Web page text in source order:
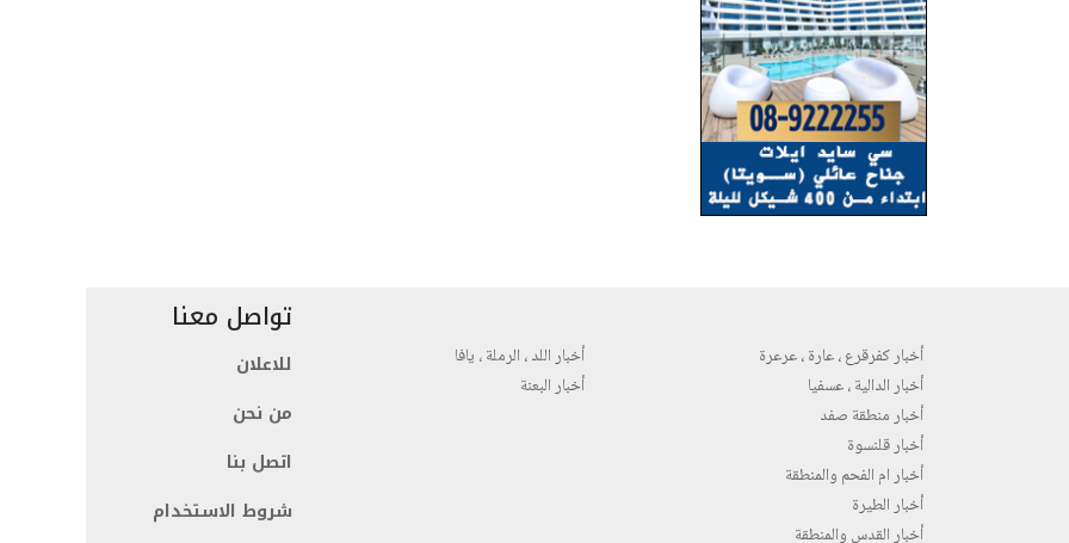
أخبار كفرقرع ، عارة ، عرعرة
أخبار الدالية ، عسفيا
أخبار منطقة صفد
أخبار قلنسوة
أخبار ام الفحم والمنطقة
أخبار الطيرة
أخبار القدس والمنطقة
أخبار اللد ، الرملة ، يافا
أخبار البعنة
تواصل معنا
للاعلان
من نحن
اتصل بنا
شروط الاستخدام